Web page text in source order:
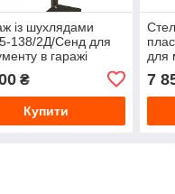
із шухлядами
138/2Д/Сенд для
в гаражі
₴
Купити
для
7